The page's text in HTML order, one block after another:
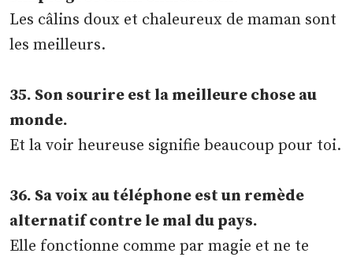
Les câlins doux et chaleureux de maman sont
les meilleurs.
35. Son sourire est la meilleure chose au
monde.
Et la voir heureuse signifie beaucoup pour toi.
36. Sa voix au téléphone est un remède
alternatif contre le mal du pays.
Elle fonctionne comme par magie et ne te